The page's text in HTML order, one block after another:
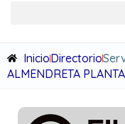
InicioDirectorio
ALMENDRETA